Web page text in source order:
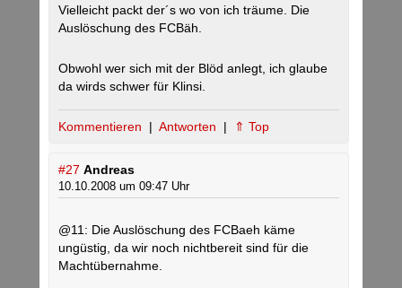
Vielleicht packt der´s wo von ich träume. Die
Auslöschung des FCBäh.
Obwohl wer sich mit der Blöd anlegt, ich glaube
da wirds schwer für Klinsi.
Kommentieren | Antworten | ⇑ Top
#27 Andreas
10.10.2008 um 09:47 Uhr
@11: Die Auslöschung des FCBaeh käme
ungüstig, da wir noch nichtbereit sind für die
Machtübernahme.